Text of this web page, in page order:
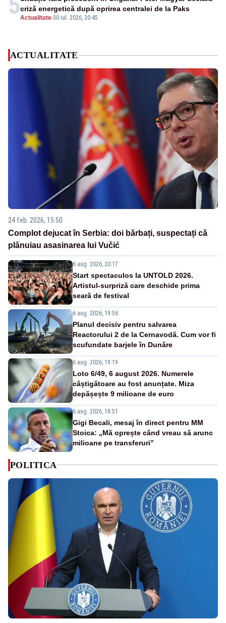
Actualitate-30 iul. 2026, 20:45
criză energetică după oprirea centralei de la Paks
ACTUALITATE
24 feb. 2026, 15:50
Complot dejucat în Serbia: doi bărbați, suspectați că
plănuiau asasinarea lui Vučić
6 aug. 2026, 20:17
Start spectaculos la UNTOLD 2026.
Artistul-surpriză care deschide prima
seară de festival
6 aug. 2026, 19:56
Planul decisiv pentru salvarea
Reactorului 2 de la Cernavodă. Cum vor fi
scufundate barjele în Dunăre
6 aug. 2026, 19:19
Loto 6/49, 6 august 2026. Numerele
câștigătoare au fost anunțate. Miza
depășește 9 milioane de euro
6 aug. 2026, 18:51
Gigi Becali, mesaj în direct pentru MM
Stoica: „Mă oprește când vreau să arunc
milioane pe transferuri”
POLITICA